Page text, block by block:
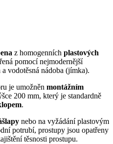
z homogenních plastových
pomocí nejmodernější
vodotěsná nádoba (jímka).
je umožněn montážním
200 mm, který je standardně
.
nebo na vyžádání plastovým
potrubí, prostupy jsou opatřeny
těsnosti prostupu.